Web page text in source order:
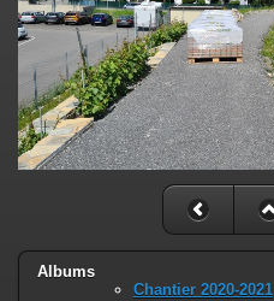
Albums
Chantier 2020-2021